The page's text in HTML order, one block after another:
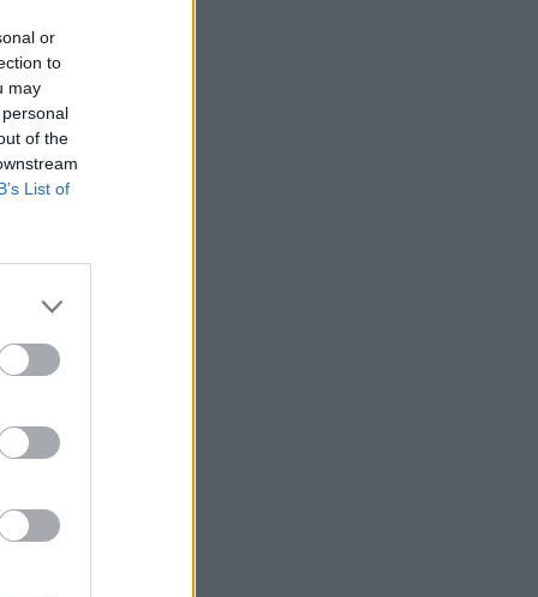
or
to
may
of the
List of